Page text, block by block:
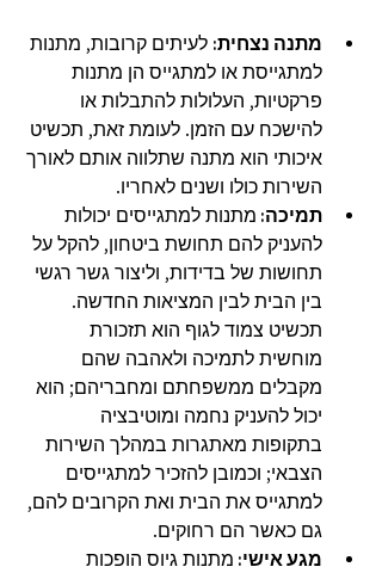
מתנה נצחית: לעיתים קרובות, מתנות
למתגייסת או למתגייס הן מתנות
פרקטיות, העלולות להתבלות או
להישכח עם הזמן. לעומת זאת, תכשיט
איכותי הוא מתנה שתלווה אותם לאורך
השירות כולו ושנים לאחריו.
תמיכה: מתנות למתגייסים יכולות
להעניק להם תחושת ביטחון, להקל על
תחושות של בדידות, וליצור גשר רגשי
בין הבית לבין המציאות החדשה.
תכשיט צמוד לגוף הוא תזכורת
מוחשית לתמיכה ולאהבה שהם
מקבלים ממשפחתם ומחבריהם; הוא
יכול להעניק נחמה ומוטיבציה
בתקופות מאתגרות במהלך השירות
הצבאי; וכמובן להזכיר למתגייסים
למתגייס את הבית ואת הקרובים להם,
גם כאשר הם רחוקים.
מגע אישי: מתנות גיוס הופכות